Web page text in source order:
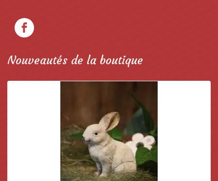
Nouveautés de la boutique